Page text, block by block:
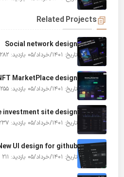
Related Projects
Social network design
تاریخ: 1401/خرداد/05 بازدید: 282
MarketPlace design
تاریخ: 1401/خرداد/05 بازدید: 255
investment site design
تاریخ: 1401/خرداد/05 بازدید: 237
UI design for github
تاریخ: 1401/خرداد/05 بازدید: 211